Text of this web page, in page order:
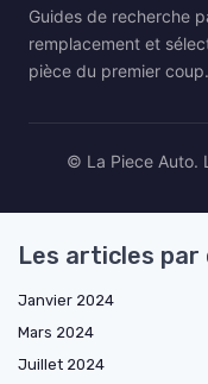
Guides de recherche
remplacement et
pièce du premier coup.
© La Piece Auto.
Les articles par
Janvier 2024
Mars 2024
Juillet 2024